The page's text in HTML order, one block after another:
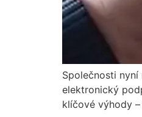
Společnosti
elektronický
klíčové výhody